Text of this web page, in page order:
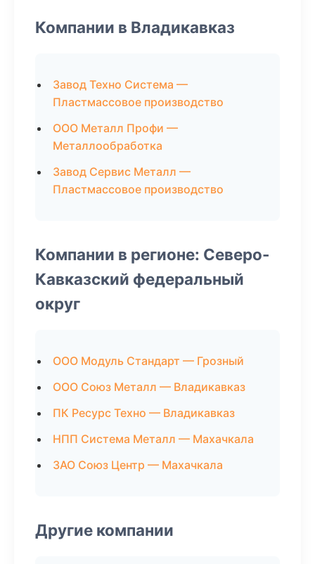
Компании в Владикавказ
Завод Техно Система —
Пластмассовое производство
ООО Металл Профи —
Металлообработка
Завод Сервис Металл —
Пластмассовое производство
Компании в регионе: Северо-
Кавказский федеральный
округ
ООО Модуль Стандарт — Грозный
ООО Союз Металл — Владикавказ
ПК Ресурс Техно — Владикавказ
НПП Система Металл — Махачкала
ЗАО Союз Центр — Махачкала
Другие компании